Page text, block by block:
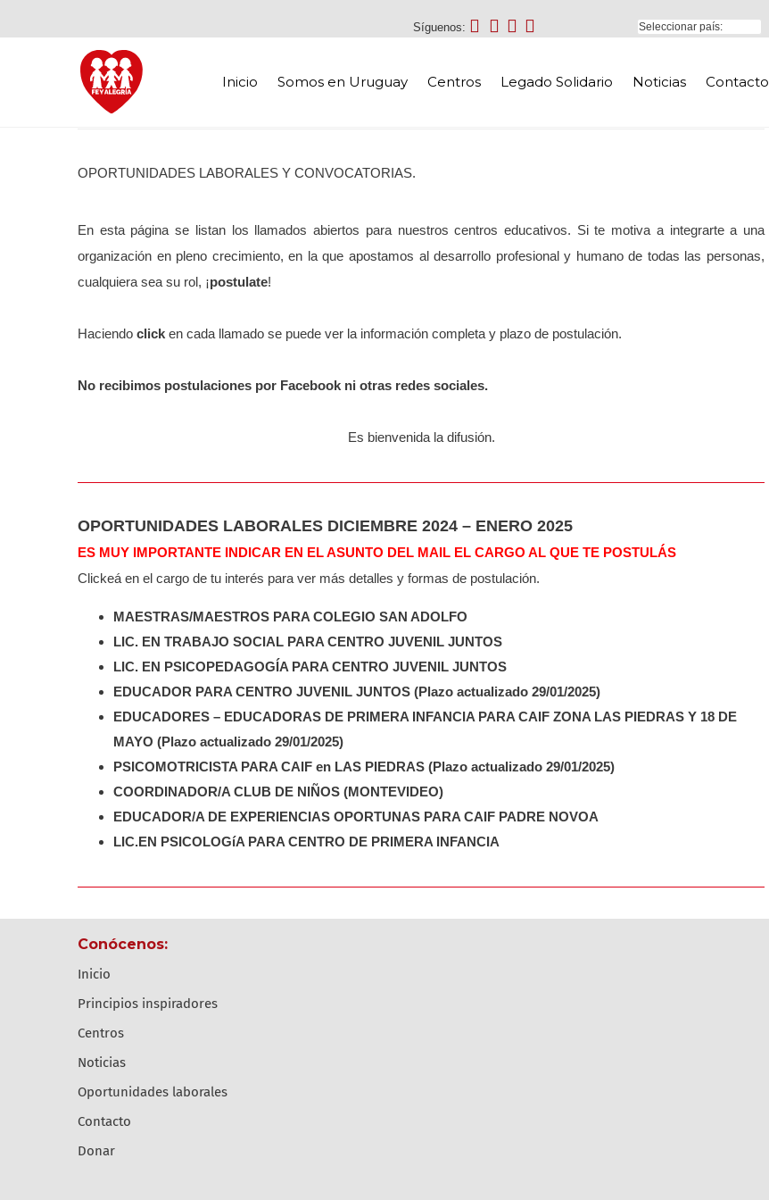
Síguenos:
Inicio Somos en Uruguay Centros Legado Solidario Noticias Contacto
OPORTUNIDADES LABORALES Y CONVOCATORIAS.
En esta página se listan los llamados abiertos para nuestros centros educativos. Si te motiva a integrarte a una
organización en pleno crecimiento, en la que apostamos al desarrollo profesional y humano de todas las personas,
cualquiera sea su rol, ¡postulate!
Haciendo click en cada llamado se puede ver la información completa y plazo de postulación.
No recibimos postulaciones por Facebook ni otras redes sociales.
Es bienvenida la difusión.
OPORTUNIDADES LABORALES DICIEMBRE 2024 – ENERO 2025
ES MUY IMPORTANTE INDICAR EN EL ASUNTO DEL MAIL EL CARGO AL QUE TE POSTULÁS
Clickeá en el cargo de tu interés para ver más detalles y formas de postulación.
MAESTRAS/MAESTROS PARA COLEGIO SAN ADOLFO
LIC. EN TRABAJO SOCIAL PARA CENTRO JUVENIL JUNTOS
LIC. EN PSICOPEDAGOGÍA PARA CENTRO JUVENIL JUNTOS
EDUCADOR PARA CENTRO JUVENIL JUNTOS (Plazo actualizado 29/01/2025)
EDUCADORES – EDUCADORAS DE PRIMERA INFANCIA PARA CAIF ZONA LAS PIEDRAS Y 18 DE
MAYO (Plazo actualizado 29/01/2025)
PSICOMOTRICISTA PARA CAIF en LAS PIEDRAS (Plazo actualizado 29/01/2025)
COORDINADOR/A CLUB DE NIÑOS (MONTEVIDEO)
EDUCADOR/A DE EXPERIENCIAS OPORTUNAS PARA CAIF PADRE NOVOA
LIC.EN PSICOLOGíA PARA CENTRO DE PRIMERA INFANCIA
conócenos:
inicio
principios inspiradores
centros
noticias
oportunidades laborales
contacto
donar